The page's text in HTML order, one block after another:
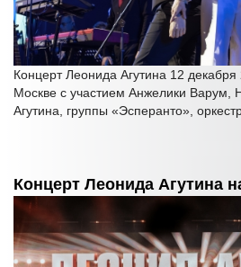
Концерт Леонида Агутина 12
Москве с участием Анжелики Варум,
Агутина, группы «Эсперанто»,
Концерт Леонида Агутина